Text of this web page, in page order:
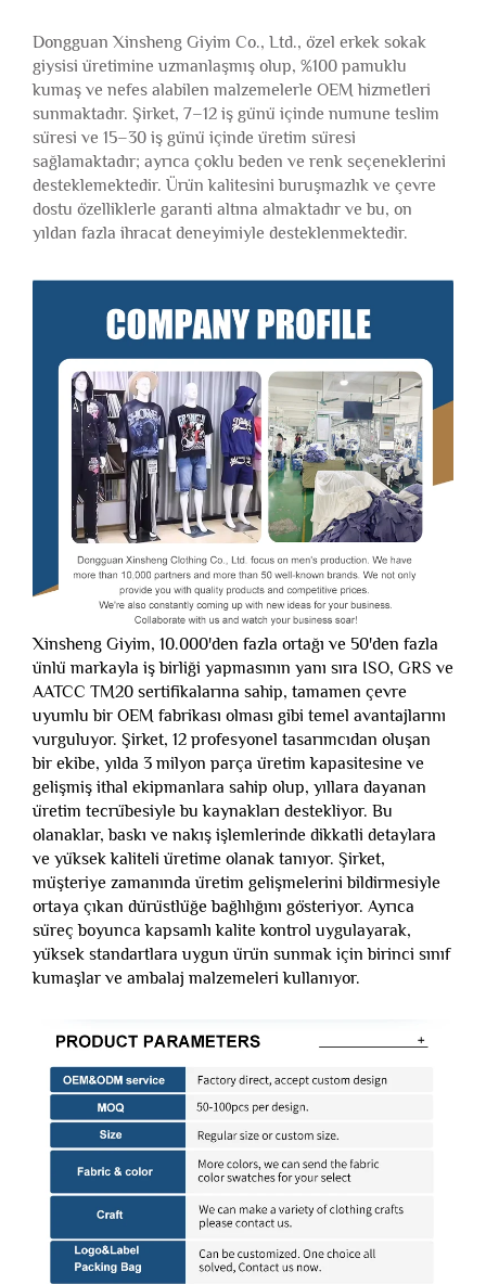
Dongguan Xinsheng Giyim Co., Ltd., özel erkek sokak
giysisi üretimine uzmanlaşmış olup, %100 pamuklu
kumaş ve nefes alabilen malzemelerle OEM hizmetleri
sunmaktadır. Şirket, 7–12 iş günü içinde numune teslim
süresi ve 15–30 iş günü içinde üretim süresi
sağlamaktadır; ayrıca çoklu beden ve renk seçeneklerini
desteklemektedir. Ürün kalitesini buruşmazlık ve çevre
dostu özelliklerle garanti altına almaktadır ve bu, on
yıldan fazla ihracat deneyimiyle desteklenmektedir.
Xinsheng Giyim, 10.000'den fazla ortağı ve 50'den fazla
ünlü markayla iş birliği yapmasının yanı sıra ISO, GRS ve
AATCC TM20 sertifikalarına sahip, tamamen çevre
uyumlu bir OEM fabrikası olması gibi temel avantajlarını
vurguluyor. Şirket, 12 profesyonel tasarımcıdan oluşan
bir ekibe, yılda 3 milyon parça üretim kapasitesine ve
gelişmiş ithal ekipmanlara sahip olup, yıllara dayanan
üretim tecrübesiyle bu kaynakları destekliyor. Bu
olanaklar, baskı ve nakış işlemlerinde dikkatli detaylara
ve yüksek kaliteli üretime olanak tanıyor. Şirket,
müşteriye zamanında üretim gelişmelerini bildirmesiyle
ortaya çıkan dürüstlüğe bağlılığını gösteriyor. Ayrıca
süreç boyunca kapsamlı kalite kontrol uygulayarak,
yüksek standartlara uygun ürün sunmak için birinci sınıf
kumaşlar ve ambalaj malzemeleri kullanıyor.